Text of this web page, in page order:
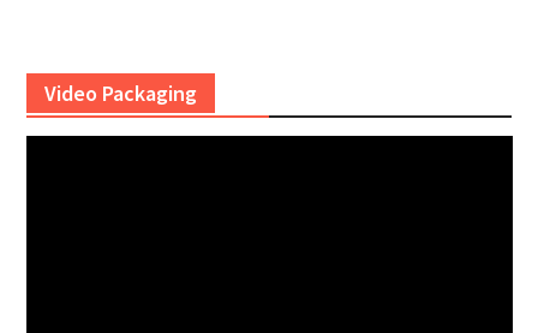
Video Packaging